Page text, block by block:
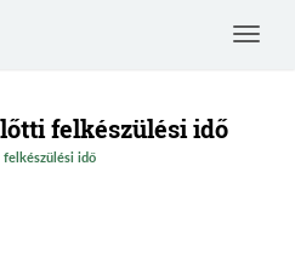
Toggle
felkészülési idő
idő